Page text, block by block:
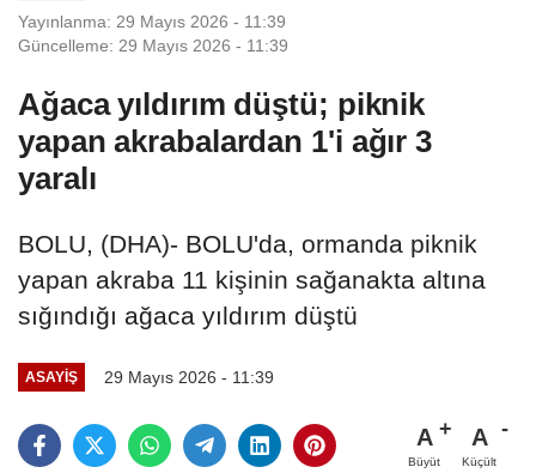
Yayınlanma: 29 Mayıs 2026 - 11:39
Güncelleme: 29 Mayıs 2026 - 11:39
Ağaca yıldırım düştü; piknik
yapan akrabalardan 1'i ağır 3
yaralı
BOLU, (DHA)- BOLU'da, ormanda piknik
yapan akraba 11 kişinin sağanakta altına
sığındığı ağaca yıldırım düştü
ASAYIŞ 29 Mayıs 2026 - 11:39
A
Büyüt
A
Küçült